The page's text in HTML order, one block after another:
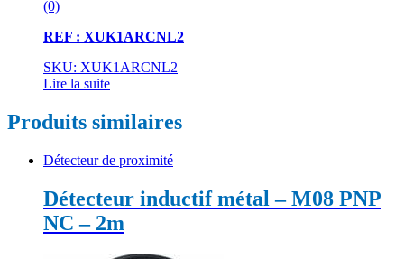
(0)
REF : XUK1ARCNL2
SKU: XUK1ARCNL2
Lire la suite
Produits similaires
Détecteur de proximité
Détecteur inductif métal – M08 PNP
NC – 2m